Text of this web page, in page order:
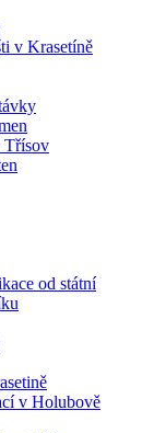
v Krasetíně
Třísov
od státní
v Holubově